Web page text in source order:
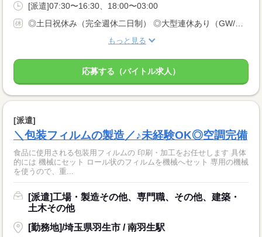
[派遣]07:30〜16:30、18:00〜03:00
もっと見る
応募する（バイトル求人）
[派遣]
＼包装フィルムの製造／♪未経験OK◎空調完備
食品に使用される包装用フィルムの 印刷・加工をお任せします 具体
的には 機械にセット ロール状のフィルムを機械へセット 専用の機械
を使うので、重...
[派遣]工場・製造その他、専門職、その他、建築・
土木その他
[勤務地]/埼玉県羽生市 / 南羽生駅